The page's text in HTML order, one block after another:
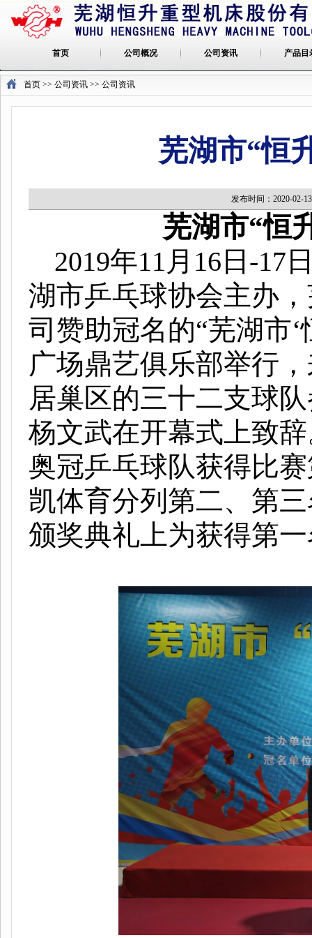
首页 公司概况 公司资讯 产品目
首页 >> 公司资讯 >> 公司资讯
芜湖市“恒
发布时间：2020-02-
芜湖市“恒
2019年11月 16 日 -17
湖市乒乓球协会主办
司赞助冠名的“芜湖市
广场鼎艺俱乐部举行
居巢区的三十二支球
杨文武在开幕式上致
奥冠乒乓球队获得比
凯体育分列第二、第
颁奖典礼上为获得第